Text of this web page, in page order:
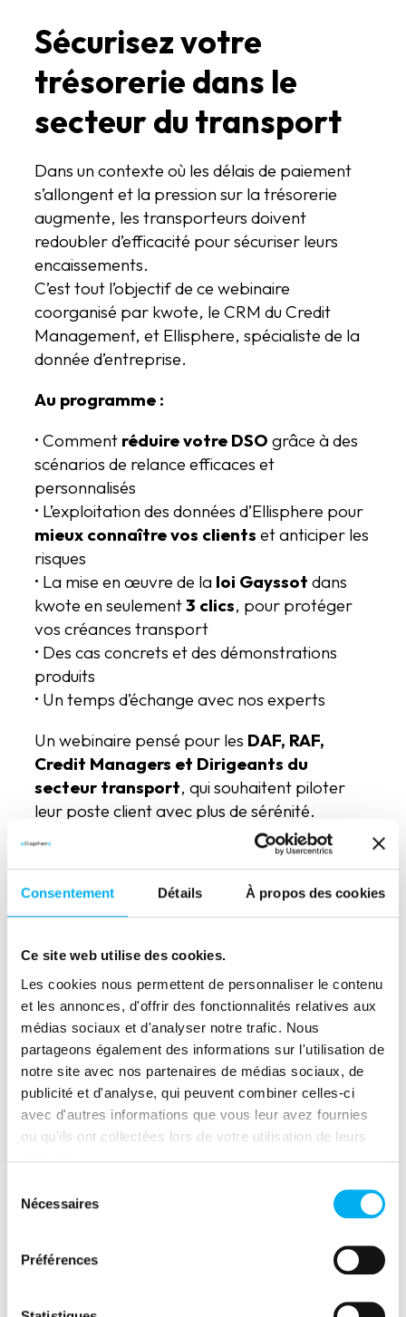
Consentement Détails À propos des cookies
Ce site web utilise des cookies.
Les cookies nous permettent de personnaliser le contenu
et les annonces, d'offrir des fonctionnalités relatives aux
médias sociaux et d'analyser notre trafic. Nous
partageons également des informations sur l'utilisation de
notre site avec nos partenaires de médias sociaux, de
publicité et d'analyse, qui peuvent combiner celles-ci
avec d'autres informations que vous leur avez fournies
ou qu'ils ont collectées lors de votre utilisation de leurs
Nécessaires
Préférences
Sécurisez votre
trésorerie dans le
secteur du transport
Dans un contexte où les délais de paiement
s’allongent et la pression sur la trésorerie
augmente, les transporteurs doivent
redoubler d’efficacité pour sécuriser leurs
encaissements.
C’est tout l’objectif de ce webinaire
coorganisé par kwote, le CRM du Credit
Management, et Ellisphere, spécialiste de la
donnée d’entreprise.
Au programme :
• Comment réduire votre DSO grâce à des
scénarios de relance efficaces et
personnalisés
• L’exploitation des données d’Ellisphere pour
mieux connaître vos clients et anticiper les
risques
• La mise en œuvre de la loi Gayssot dans
kwote en seulement3 clics, pour protéger
vos créances transport
• Des cas concrets et des démonstrations
produits
• Un temps d’échange avec nos experts
Un webinaire pensé pour les DAF, RAF,
Credit Managers et Dirigeants du
secteur transport, qui souhaitent piloter
leur poste client avec plus de sérénité.
Inscrivez-vous dès
maintenant et reprenez le
contrôle de votre
trésorerie !
Nos intervenants
Nicolas Gioan
Directeur Général de kwote
kwote
Fondateur et dirigeant de kwote : la fintech
une plateforme pensée comme un CRM du
poste client. kwote permet à plus de 300
PME et ETI d'accélérer leurs encaissements,